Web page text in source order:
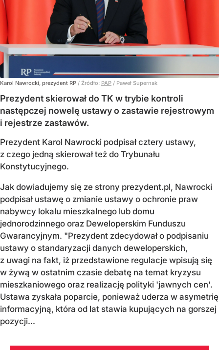
Karol Nawrocki, prezydent RP / Źródło: PAP / Paweł Supernak
Prezydent skierował do TK w trybie kontroli
następczej nowelę ustawy o zastawie rejestrowym
i rejestrze zastawów.
Prezydent Karol Nawrocki podpisał cztery ustawy,
z czego jedną skierował też do Trybunału
Konstytucyjnego.
Jak dowiadujemy się ze strony prezydent.pl, Nawrocki
podpisał ustawę o zmianie ustawy o ochronie praw
nabywcy lokalu mieszkalnego lub domu
jednorodzinnego oraz Deweloperskim Funduszu
Gwarancyjnym. "Prezydent zdecydował o podpisaniu
ustawy o standaryzacji danych deweloperskich,
z uwagi na fakt, iż przedstawione regulacje wpisują się
w żywą w ostatnim czasie debatę na temat kryzysu
mieszkaniowego oraz realizację polityki 'jawnych cen'.
Ustawa zyskała poparcie, ponieważ uderza w asymetrię
informacyjną, która od lat stawia kupujących na gorszej
pozycji...